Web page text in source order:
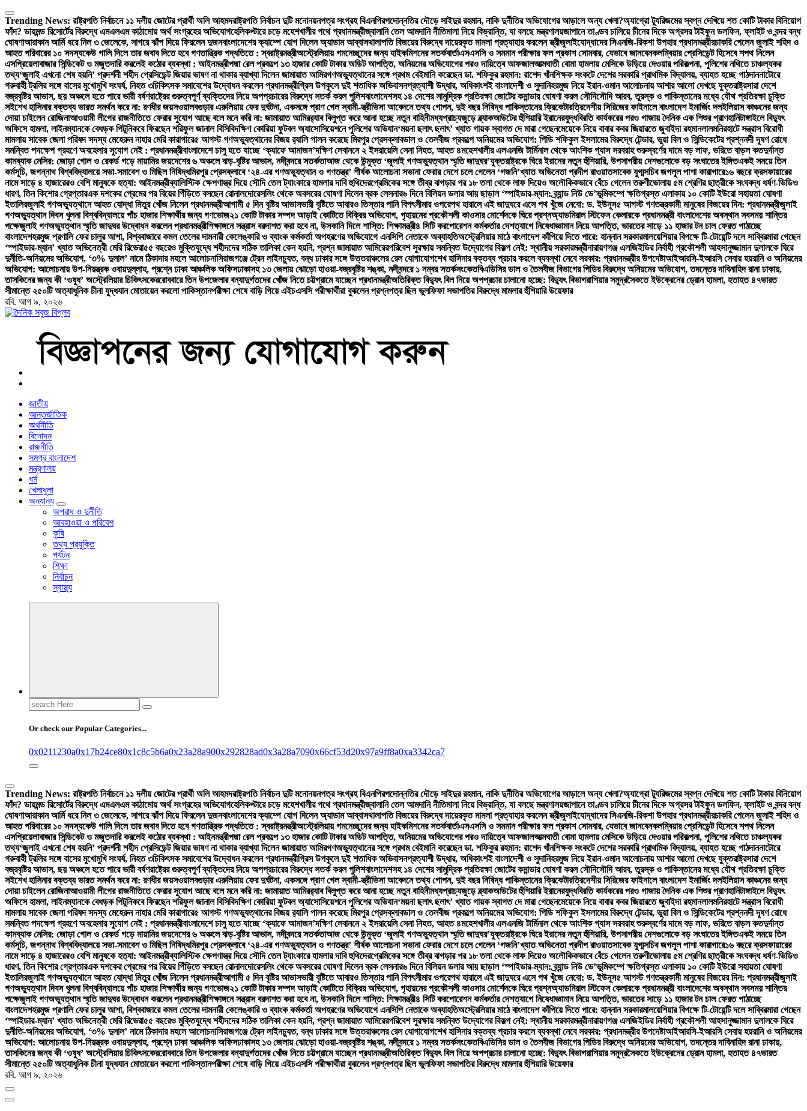
Skip
to
content
Trending News: রাষ্ট্রপতি নির্বাচনে ১১ দলীয় জোটের প্রার্থী অলি আহমদরাষ্ট্রপতি নির্বাচন দুটি মনোনয়নপত্র সংগ্রহ বিএনপিরপদোন্নতির দৌড়ে সাইদুর রহমান, নাকি দুর্নীতির অভিযোগের আড়ালে অন্য খেলা?অ্যাগ্রো ট্যুরিজমের স্বপ্ন দেখিয়ে শত কোটি টাকার বিনিয়োগ
ফাঁদ? ডায়মন্ড রিসোর্টের বিরুদ্ধে এমএলএম কাঠামোয় অর্থ সংগ্রহের অভিযোগহেলিকপ্টারে চড়ে মহেশখালীর পথে প্রধানমন্ত্রীজ্বালানি তেল আমদানি নীতিমালা নিয়ে বিভ্রান্তি, যা বলছে মন্ত্রণালয়জাপানে তাণ্ডব চালিয়ে চীনের দিকে অগ্রসর টাইফুন ডলফিন, ফ্লাইট ও বন্দর বন্ধ
ঘোষণাআরাকান আর্মি ধরে নিল ৩ জেলেকে, সাগরে ঝাঁপ দিয়ে ফিরলেন দুজনবাংলাদেশের ক্যাম্পে যোগ দিলেন অ্যাডাম আব্বাসথালাপতি বিজয়ের বিরুদ্ধে দায়েরকৃত মামলা প্রত্যাহার করলেন স্ত্রীজুলাইযোদ্ধাদের সিএনজি-রিকশা উপহার প্রধানমন্ত্রীরচাকরি পেলেন জুলাই শহিদ ও
আহত পরিবারের ১০ সদস্যকেউ গালি দিলে তার জবাব দিতে হবে গণতান্ত্রিক পদ্ধতিতে : স্বরাষ্ট্রমন্ত্রীঅস্ট্রেলিয়ায় গমনেচ্ছুদের জন্য হাইকমিশনের সতর্কবার্তাএসএসসি ও সমমান পরীক্ষার ফল প্রকাশ সোমবার, যেভাবে জানবেনকলম্বিয়ার প্রেসিডেন্ট হিসেবে শপথ নিলেন
এসপ্রিয়েলাবাজার সিন্ডিকেট ও মজুতদারি করলেই কঠোর ব্যবস্থা : আইনমন্ত্রীপদ্মা রেল প্রকল্পে ১৩ হাজার কোটি টাকার অডিট আপত্তি, অনিয়মের অভিযোগের পরও দায়িত্বে আফজালআত্মঘাতী বোমা হামলায় মেসিকে উড়িয়ে দেওয়ার পরিকল্পনা, পুলিশের নথিতে চাঞ্চল্যকর
তথ্য‘জুলাই এখনো শেষ হয়নি’ প্রদর্শনী শহীদ প্রেসিডেন্ট জিয়ার ভাষণ না থাকার ব্যাখ্যা দিলেন জামায়াত আমিরগণঅভ্যুত্থানের সঙ্গে প্রথম বেইমানি করেছেন ডা. শফিকুর রহমান: রাশেদ খাঁনশিক্ষক সংকটে দেশের সরকারি প্রাথমিক বিদ্যালয়, ব্যাহত হচ্ছে পাঠদাননাটোরে
গরুবাহী ট্রলির সঙ্গে বাসের মুখোমুখি সংঘর্ষ, নিহত ৩চিকিৎসক সমাবেশের উদ্বোধন করলেন প্রধানমন্ত্রীগ্রিস উপকূলে দুই শতাধিক অভিবাসনপ্রত্যাশী উদ্ধার, অধিকাংশই বাংলাদেশী ও সুদানিহরমুজ নিয়ে ইরান-ওমান আলোচনায় আশার আলো দেখছে যুক্তরাষ্ট্রসারা দেশে
বজ্রবৃষ্টির আভাস, ছয় অঞ্চলে হতে পারে ভারী বর্ষণরাষ্ট্রের গুরুত্বপূর্ণ ব্যক্তিদের নিয়ে অপপ্রচারের বিরুদ্ধে সতর্ক করল পুলিশবাংলাদেশসহ ১৪ দেশের সামুদ্রিক প্রতিরক্ষা জোটের কমান্ডার ঘোষণা করল সৌদিসৌদি আরব, তুরস্ক ও পাকিস্তানের মধ্যে যৌথ প্রতিরক্ষা চুক্তি
সইশেখ হাসিনার বক্তব্য ভারত সমর্থন করে না: রণধীর জয়সওয়ালবগুড়ার এরুলিয়ায় ফের দুর্ঘটনা, একসঙ্গে প্রাণ গেল স্বামী-স্ত্রীভিসা আবেদনে তথ্য গোপন, দুই বছর নিষিদ্ধ পাকিস্তানের ক্রিকেটারত্রিদেশীয় সিরিজের ফাইনালে বাংলাদেশ ইমার্জিং দলইলিয়াস কাঞ্চনের জন্য
দোয়া চাইলেন রোজিনাআওয়ামী লীগের রাজনীতিতে ফেরার সুযোগ আছে বলে মনে করি না: জামায়াত আমিরর‍্যাব বিলুপ্ত করে আনা হচ্ছে নতুন বাহিনীমধ্যপ্রাচ্যজুড়ে ব্ল্যাকআউটের হুঁশিয়ারি ইরানেরযুদ্ধবিরতি কার্যকরের পরও গাজায় দৈনিক এক শিশুর প্রাণহানিটাঙ্গাইলে বিদ্যুৎ
অফিসে হামলা, লাইনম্যানকে বেধড়ক পিটুনিকবে ফিরছেন শরিফুল জানাল বিসিবিদক্ষিণ কোরিয়া ফুটবল অ্যাসোসিয়েশনে পুলিশের অভিযান‘ময়না ছলাৎ ছলাৎ’ খ্যাত গায়ক স্বাগত দে মারা গেছেনমেয়েকে নিয়ে বাবার কবর জিয়ারতে জুবাইদা রহমানলালমনিরহাটে সন্ত্রাস বিরোধী
মামলায় সাবেক জেলা পরিষদ সদস্য মেহেরুন নাহার মেরি কারাগারে৫ আগস্ট গণঅভ্যুত্থানের বিজয় র‍্যালি পালন করেছে মিরপুর প্রেসক্লাবডাল ও তেলবীজ প্রকল্পে অনিয়মের অভিযোগ: পিডি শফিকুল ইসলামের বিরুদ্ধে টেন্ডার, ভুয়া বিল ও সিন্ডিকেটের প্রশ্ননদী দূষণ রোধে
সমন্বিত পদক্ষেপ গ্রহণে অবহেলার সুযোগ নেই : প্রধানমন্ত্রীবাংলাদেশে চালু হতে যাচ্ছে ‘ক্যাফে আমাজন’দক্ষিণ লেবাননে ২ ইসরায়েলি সেনা নিহত, আহত ৪মহেশখালীর এলএনজি টার্মিনাল থেকে আংশিক গ্যাস সরবরাহ শুরুস্বর্ণের দামে বড় লাফ, ভরিতে বাড়ল কতদুর্দান্ত
কামব্যাক মেসির: জোড়া গোল ও রেকর্ড গড়ে মায়ামির জয়দেশের ৬ অঞ্চলে ঝড়-বৃষ্টির আভাস, নদীবন্দরে সতর্কতাআজ থেকে উন্মুক্ত ‘জুলাই গণঅভ্যুত্থান স্মৃতি জাদুঘর’যুক্তরাষ্ট্রকে ঘিরে ইরানের নতুন হুঁশিয়ারি, উপসাগরীয় দেশগুলোকে বড় সংঘাতের ইঙ্গিতএকই সময়ে তিন
কর্মসূচি, জগন্নাথ বিশ্ববিদ্যালয়ে সভা-সমাবেশ ও মিছিল নিষিদ্ধমিরপুর প্রেসক্লাবে ‘২৪-এর গণঅভ্যুত্থান ও গণতন্ত্র’ শীর্ষক আলোচনা সভানা ফেরার দেশে চলে গেলেন ‘গজনি’খ্যাত অভিনেতা প্রদীপ রাওয়াতসাবেক যুগ্মসচিব জগলুল পাশা কারাগারে১৬ বছরে ক্রসফায়ারের
নামে সাড়ে ৪ হাজারেরও বেশি মানুষকে হত্যা: আইনমন্ত্রীব্যালিস্টিক ক্ষেপণাস্ত্র দিয়ে সৌদি তেল ট্যাংকারে হামলার দাবি হুথিদেরপ্রেমিকের সঙ্গে তীব্র ঝগড়ার পর ১৮ তলা থেকে লাফ দিয়েও অলৌকিকভাবে বেঁচে গেলেন তরুণীভোলায় ৫ম শ্রেণির ছাত্রীকে সংঘবদ্ধ ধর্ষণ-ভিডিও
ধারণ, তিন কিশোর গ্রেপ্তারএক দশকের প্রেমের পর বিয়ের পিঁড়িতে বসছেন রোনালদোরেসলিং থেকে অবসরের ঘোষণা দিলেন ব্রক লেসনার৬ দিনে বিলিয়ন ডলার আয় ছাড়াল ‘স্পাইডার-ম্যান: ব্র্যান্ড নিউ ডে’ভূমিকম্পে ক্ষতিগ্রস্ত এলাকায় ১০ কোটি ইউরো সহায়তা ঘোষণা
ইতালিরজুলাই গণঅভ্যুত্থানে আহত যোদ্ধা মিতুর খোঁজ নিলেন প্রধানমন্ত্রীআগামী ৫ দিন বৃষ্টির আভাসভারী বৃষ্টিতে আবারও তিস্তার পানি বিপৎসীমার ওপরেপথ হারালে এই জাদুঘরে এসে পথ খুঁজে নেবো: ড. ইউনূস৫ আগস্ট গণতন্ত্রকামী মানুষের বিজয়ের দিন: প্রধানমন্ত্রীজুলাই
গণঅভ্যুত্থান দিবস খুলনা বিশ্ববিদ্যালয়ে পাঁচ হাজার শিক্ষার্থীর জন্য গণভোজ২১ কোটি টাকার সম্পদ আড়াই কোটিতে বিক্রির অভিযোগ, গৃহায়নের প্রকৌশলী কাওসার মোর্শেদকে ঘিরে প্রশ্নঅ্যাডমিরাল স্টিফেন কেলারকে প্রধানমন্ত্রী বাংলাদেশের অবস্থান সবসময় শান্তির
পক্ষেজুলাই গণঅভ্যুত্থান স্মৃতি জাদুঘর উদ্বোধন করলেন প্রধানমন্ত্রীশিক্ষাঙ্গনে সন্ত্রাস বরদাশত করা হবে না, উসকানি দিলে শাস্তি: শিক্ষামন্ত্রী৪ সিটি করপোরেশন কর্মকর্তার দেশত্যাগে নিষেধাজ্ঞামান নিয়ে আপত্তি, ভারতের সাড়ে ১১ হাজার টন চাল ফেরত পাঠাচ্ছে
বাংলাদেশহরমুজ প্রণালি ফের চালুর আশা, বিশ্ববাজারে কমল তেলের দামনারী কেলেঙ্কারি ও ব্যাংক কর্মকর্তা অপহরণের অভিযোগে এনসিপি নেতাকে অব্যাহতিঅস্ট্রেলিয়ার মাঠে বাংলাদেশ কাঁপিয়ে দিতে পারে: হান্নান সরকারমালয়েশিয়ার বিপক্ষে টি-টোয়েন্টি দলে সাব্বিরমারা গেছেন
‘স্পাইডার-ম্যান’ খ্যাত অভিনেত্রী মেরি রিভেরা৫৫ বছরেও মুক্তিযুদ্ধে শহীদদের সঠিক তালিকা কেন হয়নি, প্রশ্ন জামায়াত আমিরেরপরিবেশ সুরক্ষায় সমন্বিত উদ্যোগের বিকল্প নেই: স্থানীয় সরকারমন্ত্রীনারায়ণগঞ্জ এলজিইডির নির্বাহী প্রকৌশলী আহসানুজ্জামান দুলালকে ঘিরে
দুর্নীতি-অনিয়মের অভিযোগ, ‘৩% দুলাল’ নামে ঠিকাদার মহলে আলোচনাসিরাজগঞ্জে ট্রেন লাইনচ্যুত, বন্ধ ঢাকার সঙ্গে উত্তরাঞ্চলের রেল যোগাযোগশেখ হাসিনার বক্তব্য প্রচার করলে ব্যবস্থা নেবে সরকার: প্রধানমন্ত্রীর উপদেষ্টাআইআরসি-ইআরসি সেবায় হয়রানি ও অনিয়মের
অভিযোগ: আলোচনায় উপ-নিয়ন্ত্রক ওবায়দুল্লাহ, প্রশ্নে ঢাকা আঞ্চলিক অফিসঢাকাসহ ১৩ জেলায় ঝোড়ো হাওয়া-বজ্রবৃষ্টির শঙ্কা, নদীবন্দরে ১ নম্বর সতর্কসংকেতবিএডিসির ডাল ও তৈলবীজ বিভাগের পিডির বিরুদ্ধে অনিয়মের অভিযোগ, তদন্তের দাবিনাহিদ রানা ঢাকায়,
তাসকিনের জন্য কী ‘ওষুধ’ অস্ট্রেলিয়ার চিকিৎসকেররোববারে তিন উপজেলার বন্যাদুর্গতদের খোঁজ নিতে চট্টগ্রামে যাচ্ছেন প্রধানমন্ত্রীঅতিরিক্ত বিদ্যুৎ বিল নিয়ে অপপ্রচার চালানো হচ্ছে: বিদ্যুৎ বিভাগরাশিয়ার সমুদ্রসৈকতে ইউক্রেনের ড্রোন হামলা, হতাহত ৪৭ভারত
সীমান্তে ২৫০টি অত্যাধুনিক চীনা যুদ্ধযান মোতায়েন করলো পাকিস্তানপরীক্ষা শেষে বাড়ি গিয়ে এইচএসসি পরীক্ষার্থীরা বুঝলেন প্রশ্নপত্র ছিল ভুলফিফা সভাপতির বিরুদ্ধে মামলার হুঁশিয়ারি উয়েফার
রবি. আগ ৯, ২০২৬
বাংলা নিউজ পেপার
জাতীয়
আন্তর্জাতিক
অর্থনীতি
বিনোদন
রাজনীতি
সমগ্র বাংলাদেশ
মন্ত্রণালয়
ধর্ম
খেলাধুলা
অন্যান্য
অপরাধ ও দুর্নীতি
আবহাওয়া ও পরিবেশ
কৃষি
তথ্য প্রযুক্তি
পর্যটন
শিক্ষা
নির্বাচন
স্বাস্থ্য
Search
for:
Or check our Popular Categories...
0x0211230a0x17b24ce80x1c8c5b6a0x23a28a900x292828ad0x3a28a7090x66cf53d20x97a9ff8a0xa3342ca7
Trending News: রাষ্ট্রপতি নির্বাচনে ১১ দলীয় জোটের প্রার্থী অলি আহমদরাষ্ট্রপতি নির্বাচন দুটি মনোনয়নপত্র সংগ্রহ বিএনপিরপদোন্নতির দৌড়ে সাইদুর রহমান, নাকি দুর্নীতির অভিযোগের আড়ালে অন্য খেলা?অ্যাগ্রো ট্যুরিজমের স্বপ্ন দেখিয়ে শত কোটি টাকার বিনিয়োগ
ফাঁদ? ডায়মন্ড রিসোর্টের বিরুদ্ধে এমএলএম কাঠামোয় অর্থ সংগ্রহের অভিযোগহেলিকপ্টারে চড়ে মহেশখালীর পথে প্রধানমন্ত্রীজ্বালানি তেল আমদানি নীতিমালা নিয়ে বিভ্রান্তি, যা বলছে মন্ত্রণালয়জাপানে তাণ্ডব চালিয়ে চীনের দিকে অগ্রসর টাইফুন ডলফিন, ফ্লাইট ও বন্দর বন্ধ
ঘোষণাআরাকান আর্মি ধরে নিল ৩ জেলেকে, সাগরে ঝাঁপ দিয়ে ফিরলেন দুজনবাংলাদেশের ক্যাম্পে যোগ দিলেন অ্যাডাম আব্বাসথালাপতি বিজয়ের বিরুদ্ধে দায়েরকৃত মামলা প্রত্যাহার করলেন স্ত্রীজুলাইযোদ্ধাদের সিএনজি-রিকশা উপহার প্রধানমন্ত্রীরচাকরি পেলেন জুলাই শহিদ ও
আহত পরিবারের ১০ সদস্যকেউ গালি দিলে তার জবাব দিতে হবে গণতান্ত্রিক পদ্ধতিতে : স্বরাষ্ট্রমন্ত্রীঅস্ট্রেলিয়ায় গমনেচ্ছুদের জন্য হাইকমিশনের সতর্কবার্তাএসএসসি ও সমমান পরীক্ষার ফল প্রকাশ সোমবার, যেভাবে জানবেনকলম্বিয়ার প্রেসিডেন্ট হিসেবে শপথ নিলেন
এসপ্রিয়েলাবাজার সিন্ডিকেট ও মজুতদারি করলেই কঠোর ব্যবস্থা : আইনমন্ত্রীপদ্মা রেল প্রকল্পে ১৩ হাজার কোটি টাকার অডিট আপত্তি, অনিয়মের অভিযোগের পরও দায়িত্বে আফজালআত্মঘাতী বোমা হামলায় মেসিকে উড়িয়ে দেওয়ার পরিকল্পনা, পুলিশের নথিতে চাঞ্চল্যকর
তথ্য‘জুলাই এখনো শেষ হয়নি’ প্রদর্শনী শহীদ প্রেসিডেন্ট জিয়ার ভাষণ না থাকার ব্যাখ্যা দিলেন জামায়াত আমিরগণঅভ্যুত্থানের সঙ্গে প্রথম বেইমানি করেছেন ডা. শফিকুর রহমান: রাশেদ খাঁনশিক্ষক সংকটে দেশের সরকারি প্রাথমিক বিদ্যালয়, ব্যাহত হচ্ছে পাঠদাননাটোরে
গরুবাহী ট্রলির সঙ্গে বাসের মুখোমুখি সংঘর্ষ, নিহত ৩চিকিৎসক সমাবেশের উদ্বোধন করলেন প্রধানমন্ত্রীগ্রিস উপকূলে দুই শতাধিক অভিবাসনপ্রত্যাশী উদ্ধার, অধিকাংশই বাংলাদেশী ও সুদানিহরমুজ নিয়ে ইরান-ওমান আলোচনায় আশার আলো দেখছে যুক্তরাষ্ট্রসারা দেশে
বজ্রবৃষ্টির আভাস, ছয় অঞ্চলে হতে পারে ভারী বর্ষণরাষ্ট্রের গুরুত্বপূর্ণ ব্যক্তিদের নিয়ে অপপ্রচারের বিরুদ্ধে সতর্ক করল পুলিশবাংলাদেশসহ ১৪ দেশের সামুদ্রিক প্রতিরক্ষা জোটের কমান্ডার ঘোষণা করল সৌদিসৌদি আরব, তুরস্ক ও পাকিস্তানের মধ্যে যৌথ প্রতিরক্ষা চুক্তি
সইশেখ হাসিনার বক্তব্য ভারত সমর্থন করে না: রণধীর জয়সওয়ালবগুড়ার এরুলিয়ায় ফের দুর্ঘটনা, একসঙ্গে প্রাণ গেল স্বামী-স্ত্রীভিসা আবেদনে তথ্য গোপন, দুই বছর নিষিদ্ধ পাকিস্তানের ক্রিকেটারত্রিদেশীয় সিরিজের ফাইনালে বাংলাদেশ ইমার্জিং দলইলিয়াস কাঞ্চনের জন্য
দোয়া চাইলেন রোজিনাআওয়ামী লীগের রাজনীতিতে ফেরার সুযোগ আছে বলে মনে করি না: জামায়াত আমিরর‍্যাব বিলুপ্ত করে আনা হচ্ছে নতুন বাহিনীমধ্যপ্রাচ্যজুড়ে ব্ল্যাকআউটের হুঁশিয়ারি ইরানেরযুদ্ধবিরতি কার্যকরের পরও গাজায় দৈনিক এক শিশুর প্রাণহানিটাঙ্গাইলে বিদ্যুৎ
অফিসে হামলা, লাইনম্যানকে বেধড়ক পিটুনিকবে ফিরছেন শরিফুল জানাল বিসিবিদক্ষিণ কোরিয়া ফুটবল অ্যাসোসিয়েশনে পুলিশের অভিযান‘ময়না ছলাৎ ছলাৎ’ খ্যাত গায়ক স্বাগত দে মারা গেছেনমেয়েকে নিয়ে বাবার কবর জিয়ারতে জুবাইদা রহমানলালমনিরহাটে সন্ত্রাস বিরোধী
মামলায় সাবেক জেলা পরিষদ সদস্য মেহেরুন নাহার মেরি কারাগারে৫ আগস্ট গণঅভ্যুত্থানের বিজয় র‍্যালি পালন করেছে মিরপুর প্রেসক্লাবডাল ও তেলবীজ প্রকল্পে অনিয়মের অভিযোগ: পিডি শফিকুল ইসলামের বিরুদ্ধে টেন্ডার, ভুয়া বিল ও সিন্ডিকেটের প্রশ্ননদী দূষণ রোধে
সমন্বিত পদক্ষেপ গ্রহণে অবহেলার সুযোগ নেই : প্রধানমন্ত্রীবাংলাদেশে চালু হতে যাচ্ছে ‘ক্যাফে আমাজন’দক্ষিণ লেবাননে ২ ইসরায়েলি সেনা নিহত, আহত ৪মহেশখালীর এলএনজি টার্মিনাল থেকে আংশিক গ্যাস সরবরাহ শুরুস্বর্ণের দামে বড় লাফ, ভরিতে বাড়ল কতদুর্দান্ত
কামব্যাক মেসির: জোড়া গোল ও রেকর্ড গড়ে মায়ামির জয়দেশের ৬ অঞ্চলে ঝড়-বৃষ্টির আভাস, নদীবন্দরে সতর্কতাআজ থেকে উন্মুক্ত ‘জুলাই গণঅভ্যুত্থান স্মৃতি জাদুঘর’যুক্তরাষ্ট্রকে ঘিরে ইরানের নতুন হুঁশিয়ারি, উপসাগরীয় দেশগুলোকে বড় সংঘাতের ইঙ্গিতএকই সময়ে তিন
কর্মসূচি, জগন্নাথ বিশ্ববিদ্যালয়ে সভা-সমাবেশ ও মিছিল নিষিদ্ধমিরপুর প্রেসক্লাবে ‘২৪-এর গণঅভ্যুত্থান ও গণতন্ত্র’ শীর্ষক আলোচনা সভানা ফেরার দেশে চলে গেলেন ‘গজনি’খ্যাত অভিনেতা প্রদীপ রাওয়াতসাবেক যুগ্মসচিব জগলুল পাশা কারাগারে১৬ বছরে ক্রসফায়ারের
নামে সাড়ে ৪ হাজারেরও বেশি মানুষকে হত্যা: আইনমন্ত্রীব্যালিস্টিক ক্ষেপণাস্ত্র দিয়ে সৌদি তেল ট্যাংকারে হামলার দাবি হুথিদেরপ্রেমিকের সঙ্গে তীব্র ঝগড়ার পর ১৮ তলা থেকে লাফ দিয়েও অলৌকিকভাবে বেঁচে গেলেন তরুণীভোলায় ৫ম শ্রেণির ছাত্রীকে সংঘবদ্ধ ধর্ষণ-ভিডিও
ধারণ, তিন কিশোর গ্রেপ্তারএক দশকের প্রেমের পর বিয়ের পিঁড়িতে বসছেন রোনালদোরেসলিং থেকে অবসরের ঘোষণা দিলেন ব্রক লেসনার৬ দিনে বিলিয়ন ডলার আয় ছাড়াল ‘স্পাইডার-ম্যান: ব্র্যান্ড নিউ ডে’ভূমিকম্পে ক্ষতিগ্রস্ত এলাকায় ১০ কোটি ইউরো সহায়তা ঘোষণা
ইতালিরজুলাই গণঅভ্যুত্থানে আহত যোদ্ধা মিতুর খোঁজ নিলেন প্রধানমন্ত্রীআগামী ৫ দিন বৃষ্টির আভাসভারী বৃষ্টিতে আবারও তিস্তার পানি বিপৎসীমার ওপরেপথ হারালে এই জাদুঘরে এসে পথ খুঁজে নেবো: ড. ইউনূস৫ আগস্ট গণতন্ত্রকামী মানুষের বিজয়ের দিন: প্রধানমন্ত্রীজুলাই
গণঅভ্যুত্থান দিবস খুলনা বিশ্ববিদ্যালয়ে পাঁচ হাজার শিক্ষার্থীর জন্য গণভোজ২১ কোটি টাকার সম্পদ আড়াই কোটিতে বিক্রির অভিযোগ, গৃহায়নের প্রকৌশলী কাওসার মোর্শেদকে ঘিরে প্রশ্নঅ্যাডমিরাল স্টিফেন কেলারকে প্রধানমন্ত্রী বাংলাদেশের অবস্থান সবসময় শান্তির
পক্ষেজুলাই গণঅভ্যুত্থান স্মৃতি জাদুঘর উদ্বোধন করলেন প্রধানমন্ত্রীশিক্ষাঙ্গনে সন্ত্রাস বরদাশত করা হবে না, উসকানি দিলে শাস্তি: শিক্ষামন্ত্রী৪ সিটি করপোরেশন কর্মকর্তার দেশত্যাগে নিষেধাজ্ঞামান নিয়ে আপত্তি, ভারতের সাড়ে ১১ হাজার টন চাল ফেরত পাঠাচ্ছে
বাংলাদেশহরমুজ প্রণালি ফের চালুর আশা, বিশ্ববাজারে কমল তেলের দামনারী কেলেঙ্কারি ও ব্যাংক কর্মকর্তা অপহরণের অভিযোগে এনসিপি নেতাকে অব্যাহতিঅস্ট্রেলিয়ার মাঠে বাংলাদেশ কাঁপিয়ে দিতে পারে: হান্নান সরকারমালয়েশিয়ার বিপক্ষে টি-টোয়েন্টি দলে সাব্বিরমারা গেছেন
‘স্পাইডার-ম্যান’ খ্যাত অভিনেত্রী মেরি রিভেরা৫৫ বছরেও মুক্তিযুদ্ধে শহীদদের সঠিক তালিকা কেন হয়নি, প্রশ্ন জামায়াত আমিরেরপরিবেশ সুরক্ষায় সমন্বিত উদ্যোগের বিকল্প নেই: স্থানীয় সরকারমন্ত্রীনারায়ণগঞ্জ এলজিইডির নির্বাহী প্রকৌশলী আহসানুজ্জামান দুলালকে ঘিরে
দুর্নীতি-অনিয়মের অভিযোগ, ‘৩% দুলাল’ নামে ঠিকাদার মহলে আলোচনাসিরাজগঞ্জে ট্রেন লাইনচ্যুত, বন্ধ ঢাকার সঙ্গে উত্তরাঞ্চলের রেল যোগাযোগশেখ হাসিনার বক্তব্য প্রচার করলে ব্যবস্থা নেবে সরকার: প্রধানমন্ত্রীর উপদেষ্টাআইআরসি-ইআরসি সেবায় হয়রানি ও অনিয়মের
অভিযোগ: আলোচনায় উপ-নিয়ন্ত্রক ওবায়দুল্লাহ, প্রশ্নে ঢাকা আঞ্চলিক অফিসঢাকাসহ ১৩ জেলায় ঝোড়ো হাওয়া-বজ্রবৃষ্টির শঙ্কা, নদীবন্দরে ১ নম্বর সতর্কসংকেতবিএডিসির ডাল ও তৈলবীজ বিভাগের পিডির বিরুদ্ধে অনিয়মের অভিযোগ, তদন্তের দাবিনাহিদ রানা ঢাকায়,
তাসকিনের জন্য কী ‘ওষুধ’ অস্ট্রেলিয়ার চিকিৎসকেররোববারে তিন উপজেলার বন্যাদুর্গতদের খোঁজ নিতে চট্টগ্রামে যাচ্ছেন প্রধানমন্ত্রীঅতিরিক্ত বিদ্যুৎ বিল নিয়ে অপপ্রচার চালানো হচ্ছে: বিদ্যুৎ বিভাগরাশিয়ার সমুদ্রসৈকতে ইউক্রেনের ড্রোন হামলা, হতাহত ৪৭ভারত
সীমান্তে ২৫০টি অত্যাধুনিক চীনা যুদ্ধযান মোতায়েন করলো পাকিস্তানপরীক্ষা শেষে বাড়ি গিয়ে এইচএসসি পরীক্ষার্থীরা বুঝলেন প্রশ্নপত্র ছিল ভুলফিফা সভাপতির বিরুদ্ধে মামলার হুঁশিয়ারি উয়েফার
রবি. আগ ৯, ২০২৬